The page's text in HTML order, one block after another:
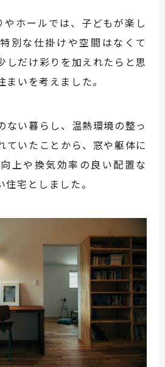
ホールでは、子どもが楽し
別な仕掛けや空間はなくて
しだけ彩りを加えれたらと思
いを考えました。
ない暮らし、温熱環境の整っ
ていたことから、窓や躯体に
上や換気効率の良い配置な
宅としました。